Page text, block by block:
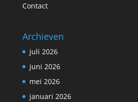
Contact
Archieven
juli 2026
juni 2026
mei 2026
januari 2026